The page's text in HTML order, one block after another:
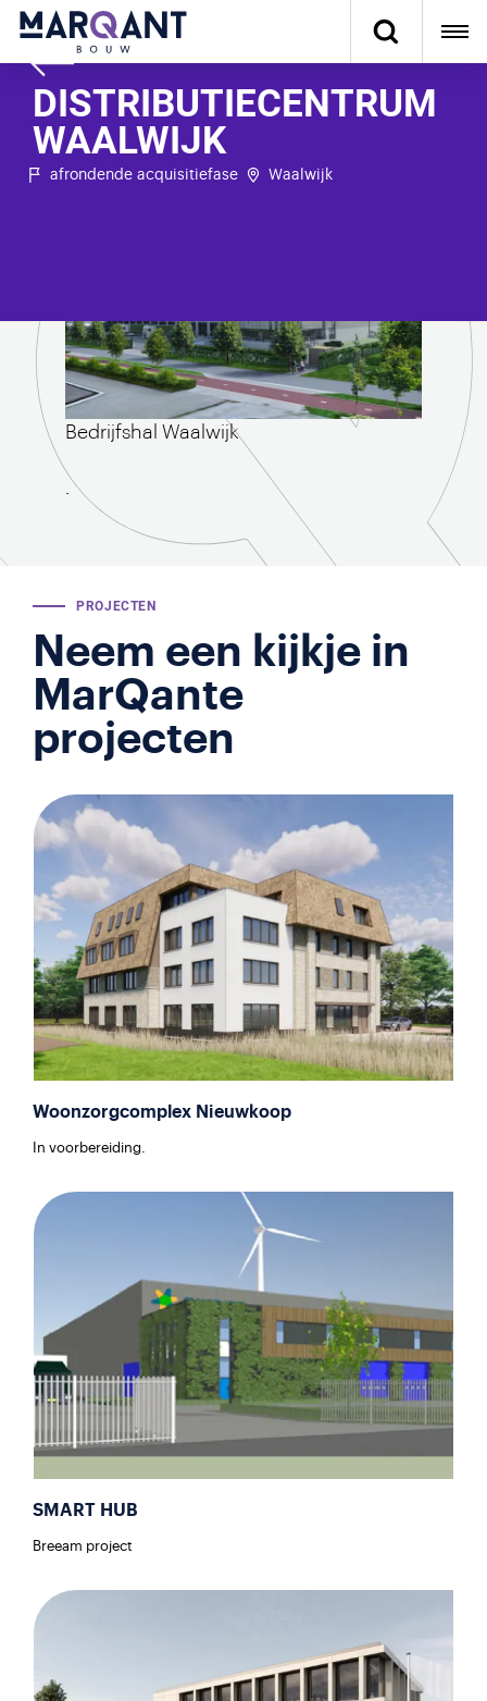
DISTRIBUTIECENTRUM
WAALWIJK
afrondende acquisitiefase Waalwijk
Bedrijfshal Waalwijk
PROJECTEN
Neem een kijkje in
MarQante
projecten
Woonzorgcomplex Nieuwkoop
In voorbereiding.
SMART HUB
Breeam project